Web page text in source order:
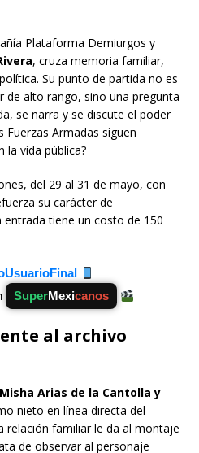
Plataforma Demiurgos y
, cruza memoria familiar,
Su punto de partida no es
de alto rango, sino una pregunta
se narra y se discute el poder
Fuerzas Armadas siguen
la vida pública?
del 29 al 31 de mayo, con
su carácter de
tiene un costo de 150
SuperMexicanos
al archivo
Misha Arias de la Cantolla y
nieto en línea directa del
relación familiar le da al montaje
de observar al personaje